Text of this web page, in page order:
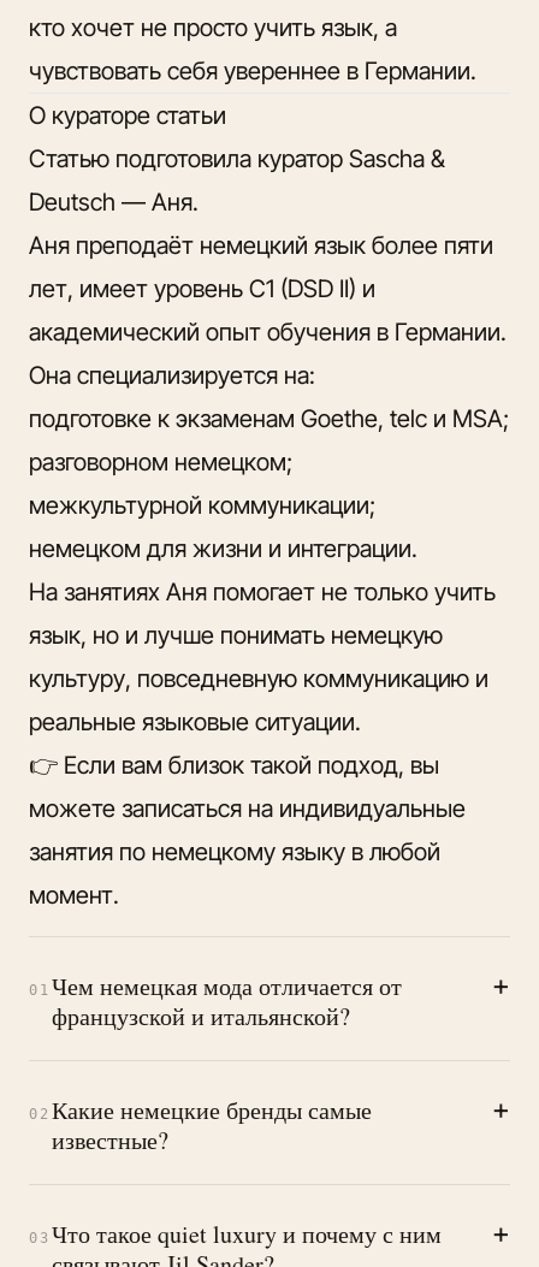
кто хочет не просто учить язык, а
чувствовать себя увереннее в Германии.
О кураторе статьи
Статью подготовила куратор Sascha &
Deutsch — Аня.
Аня преподаёт немецкий язык более пяти
лет, имеет уровень C1 (DSD II) и
академический опыт обучения в Германии.
Она специализируется на:
подготовке к экзаменам Goethe, telc и MSA;
разговорном немецком;
межкультурной коммуникации;
немецком для жизни и интеграции.
На занятиях Аня помогает не только учить
язык, но и лучше понимать немецкую
культуру, повседневную коммуникацию и
реальные языковые ситуации.
👉 Если вам близок такой подход, вы
можете записаться на индивидуальные
занятия по немецкому языку в любой
момент.
01 Чем немецкая мода отличается от
французской и итальянской?
+
02 Какие немецкие бренды самые
известные?
+
03 Что такое quiet luxury и почему с ним
+